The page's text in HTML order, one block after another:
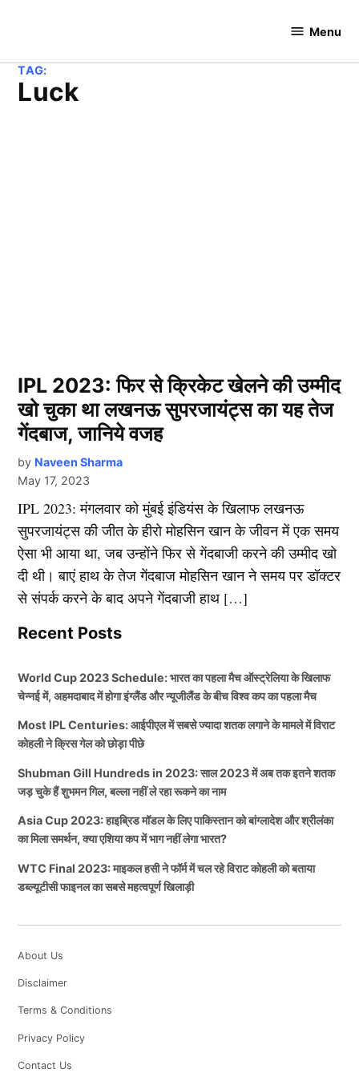
Hundred
Menu
TAG:
Luck
IPL 2023: फिर से क्रिकेट खेलने की उम्मीद
खो चुका था लखनऊ सुपरजायंट्स का यह तेज
गेंदबाज, जानिये वजह
by Naveen Sharma
May 17, 2023
IPL 2023: मंगलवार को मुंबई इंडियंस के खिलाफ लखनऊ
सुपरजायंट्स की जीत के हीरो मोहसिन खान के जीवन में एक समय
ऐसा भी आया था, जब उन्होंने फिर से गेंदबाजी करने की उम्मीद खो
दी थी। बाएं हाथ के तेज गेंदबाज मोहसिन खान ने समय पर डॉक्टर
से संपर्क करने के बाद अपने गेंदबाजी हाथ […]
Recent Posts
World Cup 2023 Schedule: भारत का पहला मैच ऑस्ट्रेलिया के खिलाफ
चेन्नई में, अहमदाबाद में होगा इंग्लैंड और न्यूजीलैंड के बीच विश्व कप का पहला मैच
Most IPL Centuries: आईपीएल में सबसे ज्यादा शतक लगाने के मामले में विराट
कोहली ने क्रिस गेल को छोड़ा पीछे
Shubman Gill Hundreds in 2023: साल 2023 में अब तक इतने शतक
जड़ चुके हैं शुभमन गिल, बल्ला नहीं ले रहा रूकने का नाम
Asia Cup 2023: हाइब्रिड मॉडल के लिए पाकिस्तान को बांग्लादेश और श्रीलंका
का मिला समर्थन, क्या एशिया कप में भाग नहीं लेगा भारत?
WTC Final 2023: माइकल हसी ने फॉर्म में चल रहे विराट कोहली को बताया
डब्ल्यूटीसी फाइनल का सबसे महत्वपूर्ण खिलाड़ी
About Us
Disclaimer
Terms & Conditions
Privacy Policy
Contact Us